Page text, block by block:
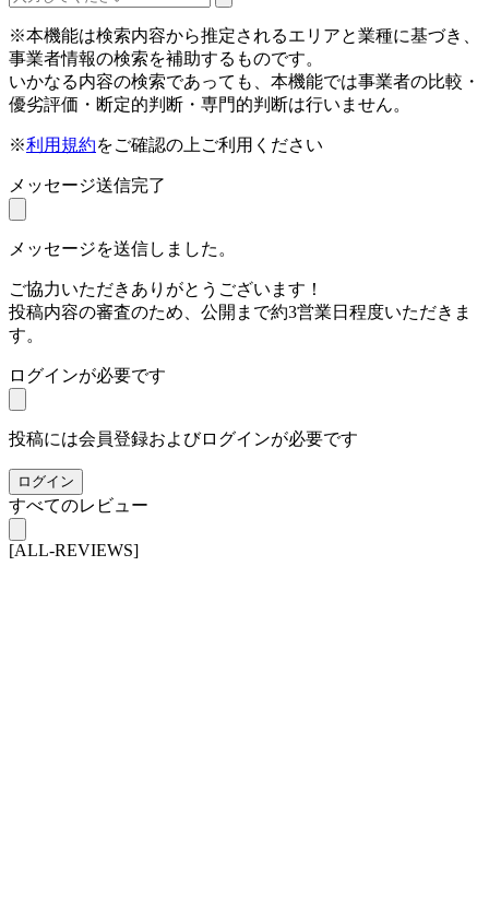
※本機能は検索内容から推定されるエリアと業種に基づき、
事業者情報の検索を補助するものです。
いかなる内容の検索であっても、本機能では事業者の比較・
優劣評価・断定的判断・専門的判断は行いません。
※利用規約をご確認の上ご利用ください
メッセージ送信完了
メッセージを送信しました。
ご協力いただきありがとうございます！
投稿内容の審査のため、公開まで約3営業日程度いただきま
す。
ログインが必要です
投稿には会員登録およびログインが必要です
ログイン
すべてのレビュー
[ALL-REVIEWS]